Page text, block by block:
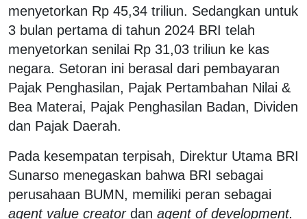
menyetorkan Rp 45,34 triliun. Sedangkan untuk
3 bulan pertama di tahun 2024 BRI telah
menyetorkan senilai Rp 31,03 triliun ke kas
negara. Setoran ini berasal dari pembayaran
Pajak Penghasilan, Pajak Pertambahan Nilai &
Bea Materai, Pajak Penghasilan Badan, Dividen
dan Pajak Daerah.
Pada kesempatan terpisah, Direktur Utama BRI
Sunarso menegaskan bahwa BRI sebagai
perusahaan BUMN, memiliki peran sebagai
agent value creatordan agent of development.